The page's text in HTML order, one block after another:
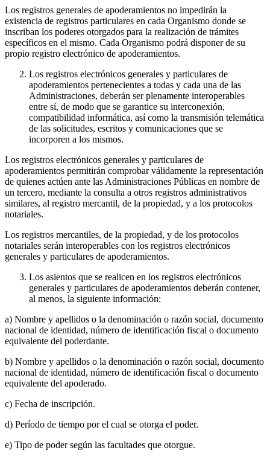
Los registros generales de apoderamientos no impedirán la
existencia de registros particulares en cada Organismo donde se
inscriban los poderes otorgados para la realización de trámites
específicos en el mismo. Cada Organismo podrá disponer de su
propio registro electrónico de apoderamientos.
Los registros electrónicos generales y particulares de
apoderamientos pertenecientes a todas y cada una de las
Administraciones, deberán ser plenamente interoperables
entre sí, de modo que se garantice su interconexión,
compatibilidad informática, así como la transmisión telemática
de las solicitudes, escritos y comunicaciones que se
incorporen a los mismos.
Los registros electrónicos generales y particulares de
apoderamientos permitirán comprobar válidamente la representación
de quienes actúen ante las Administraciones Públicas en nombre de
un tercero, mediante la consulta a otros registros administrativos
similares, al registro mercantil, de la propiedad, y a los protocolos
notariales.
Los registros mercantiles, de la propiedad, y de los protocolos
notariales serán interoperables con los registros electrónicos
generales y particulares de apoderamientos.
Los asientos que se realicen en los registros electrónicos
generales y particulares de apoderamientos deberán contener,
al menos, la siguiente información:
a) Nombre y apellidos o la denominación o razón social, documento
nacional de identidad, número de identificación fiscal o documento
equivalente del poderdante.
b) Nombre y apellidos o la denominación o razón social, documento
nacional de identidad, número de identificación fiscal o documento
equivalente del apoderado.
c) Fecha de inscripción.
d) Período de tiempo por el cual se otorga el poder.
e) Tipo de poder según las facultades que otorgue.